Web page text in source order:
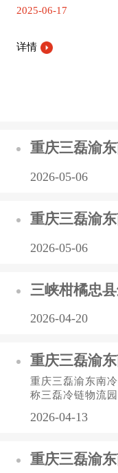
2025-06-17
详情
2026-05-06
2026-05-06
2026-04-20
重庆三磊渝东南
称三磊冷链物流
目情况1.项目名称
2026-04-13